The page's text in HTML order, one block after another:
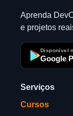
Aprenda
e projetos
Disponível
Google
Serviços
Cursos